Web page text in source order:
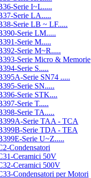
Serie I~L.....
Serie LA.....
Serie LB ~ LF.....
Serie LM.....
Serie M.....
Serie M~R.....
Serie Micro & Memorie
Serie S.....
Serie SN74 .....
Serie SN.....
Serie STK....
Serie T.....
Serie TA.....
Serie TAA - TCA
Serie TDA - TEA
Serie U~Z.....
Condensatori
Ceramici 50V
Ceramici 500V
Condensatori per Motori